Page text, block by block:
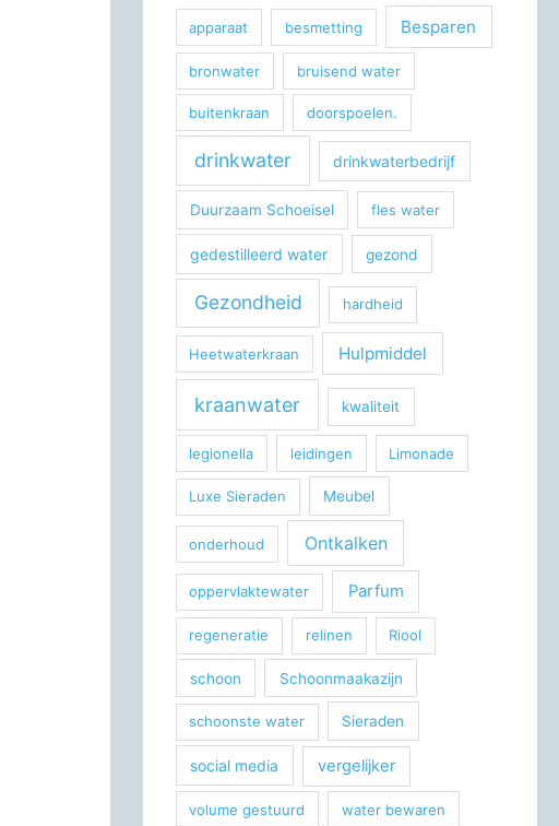
apparaat besmetting Besparen
bronwater bruisend water
buitenkraan doorspoelen.
drinkwater drinkwaterbedrijf
Duurzaam Schoeisel fles water
gedestilleerd water gezond
Gezondheid hardheid
Heetwaterkraan Hulpmiddel
kraanwater kwaliteit
legionella leidingen Limonade
Luxe Sieraden Meubel
onderhoud Ontkalken
oppervlaktewater Parfum
regeneratie relinen Riool
schoon Schoonmaakazijn
schoonste water Sieraden
social media vergelijker
volume gestuurd water bewaren